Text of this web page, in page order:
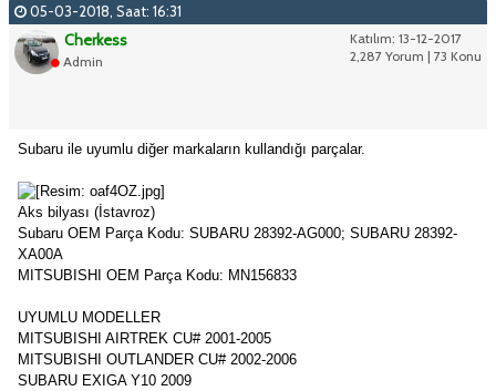
05-03-2018, Saat: 16:31
Katılım: 13-12-2017
2,287 Yorum | 73 Konu
Cherkess
Admin
Subaru ile uyumlu diğer markaların kullandığı parçalar.
Aks bilyası (İstavroz)
Subaru OEM Parça Kodu: SUBARU 28392-AG000; SUBARU 28392-
XA00A
MITSUBISHI OEM Parça Kodu: MN156833
UYUMLU MODELLER
MITSUBISHI AIRTREK CU# 2001-2005
MITSUBISHI OUTLANDER CU# 2002-2006
SUBARU EXIGA Y10 2009